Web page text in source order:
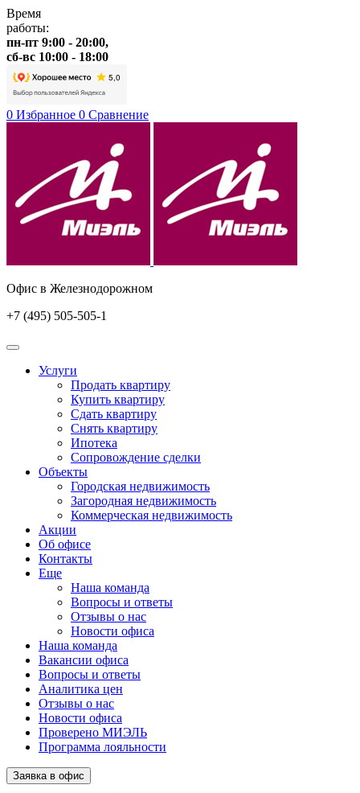
Время
работы:
пн-пт 9:00 - 20:00,
сб-вс 10:00 - 18:00
0 Избранное 0 Сравнение
Офис в Железнодорожном
+7 (495) 505-505-1
Услуги
Продать квартиру
Купить квартиру
Сдать квартиру
Снять квартиру
Ипотека
Сопровождение сделки
Объекты
Городская недвижимость
Загородная недвижимость
Коммерческая недвижимость
Акции
Об офисе
Контакты
Еще
Наша команда
Вопросы и ответы
Отзывы о нас
Новости офиса
Наша команда
Вакансии офиса
Вопросы и ответы
Аналитика цен
Отзывы о нас
Новости офиса
Проверено МИЭЛЬ
Программа лояльности
Заявка в офис